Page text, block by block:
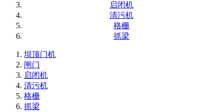
启闭机
清污机
格栅
抓梁
坝顶门机
闸门
启闭机
清污机
格栅
抓梁